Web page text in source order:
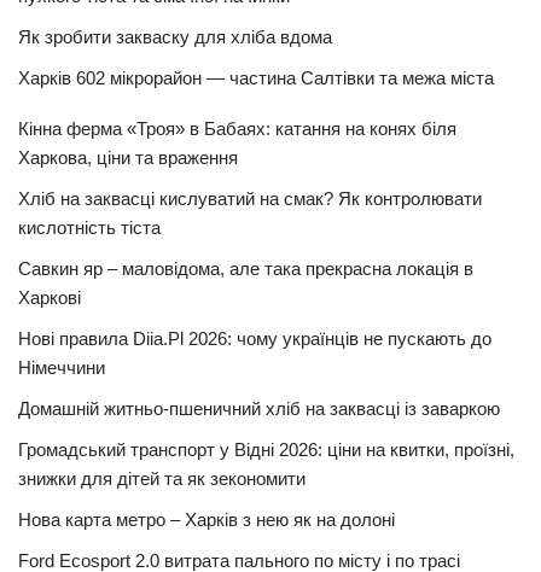
Як зробити закваску для хліба вдома
Харків 602 мікрорайон — частина Салтівки та межа міста
Кінна ферма «Троя» в Бабаях: катання на конях біля
Харкова, ціни та враження
Хліб на заквасці кислуватий на смак? Як контролювати
кислотність тіста
Савкин яр – маловідома, але така прекрасна локація в
Харкові
Нові правила Diia.Pl 2026: чому українців не пускають до
Німеччини
Домашній житньо-пшеничний хліб на заквасці із заваркою
Громадський транспорт у Відні 2026: ціни на квитки, проїзні,
знижки для дітей та як зекономити
Нова карта метро – Харків з нею як на долоні
Ford Ecosport 2.0 витрата пального по місту і по трасі